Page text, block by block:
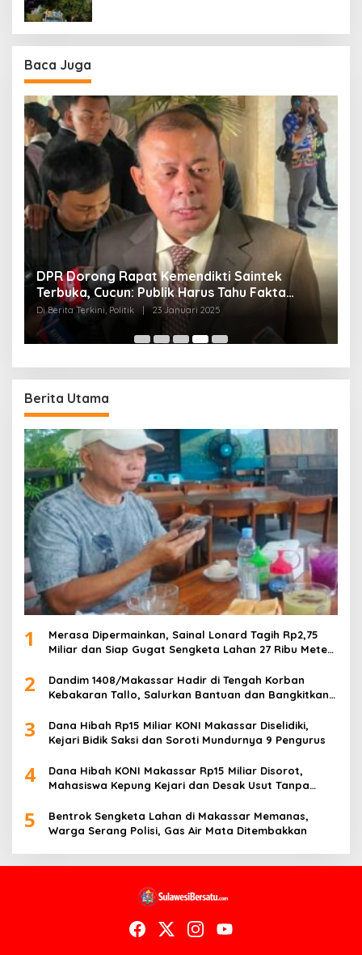
Baca Juga
DPR Dorong Rapat Kemendikti Saintek
Terbuka, Cucun: Publik Harus Tahu Fakta
Sebenarnya
Di Berita Terkini, Politik | 23 Januari 2025
Berita Utama
1
Merasa Dipermainkan, Sainal Lonard Tagih Rp2,75
Miliar dan Siap Gugat Sengketa Lahan 27 Ribu Meter
2
Dandim 1408/Makassar Hadir di Tengah Korban
Kebakaran Tallo, Salurkan Bantuan dan Bangkitkan
3
Dana Hibah Rp15 Miliar KONI Makassar Diselidiki,
Kejari Bidik Saksi dan Soroti Mundurnya 9 Pengurus
4
Dana Hibah KONI Makassar Rp15 Miliar Disorot,
Mahasiswa Kepung Kejari dan Desak Usut Tanpa
5
Bentrok Sengketa Lahan di Makassar Memanas,
Warga Serang Polisi, Gas Air Mata Ditembakkan